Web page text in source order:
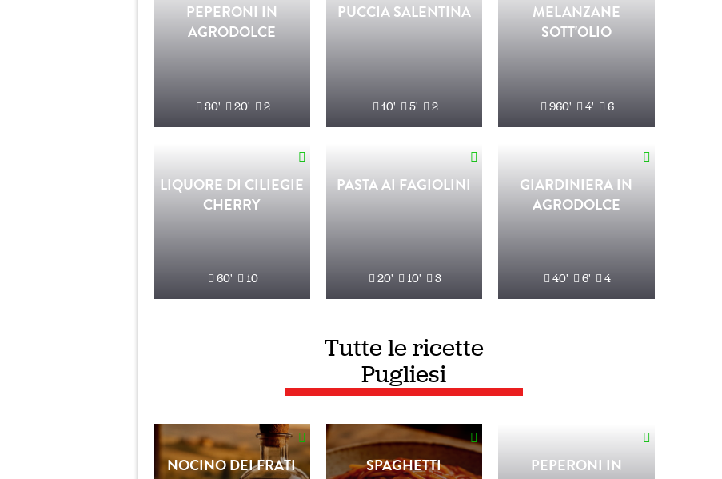
PEPERONI IN
AGRODOLCE
30' 20' 2
PUCCIA SALENTINA
10' 5' 2
MELANZANE
SOTT'OLIO
960' 4' 6
LIQUORE DI CILIEGIE
CHERRY
60' 10
PASTA AI FAGIOLINI
20' 10' 3
GIARDINIERA IN
AGRODOLCE
40' 6' 4
Tutte le ricette
Pugliesi
NOCINO DEI FRATI
SPAGHETTI
PEPERONI IN